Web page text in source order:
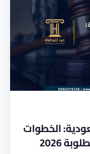
الخطوات
2026